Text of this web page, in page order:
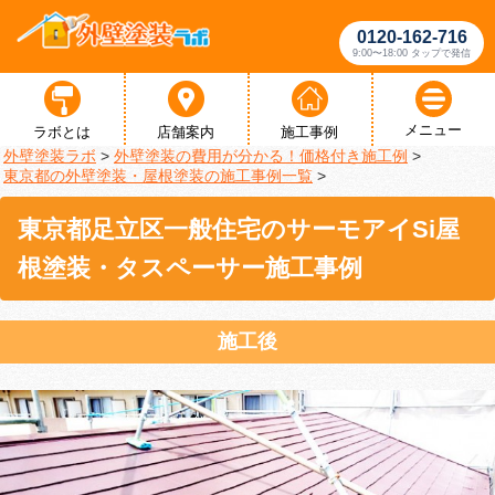
0120-162-716
9:00〜18:00 タップで発信
ラボとは 店舗案内 施工事例 メニュー
外壁塗装ラボ > 外壁塗装の費用が分かる！価格付き施工例 >
東京都の外壁塗装・屋根塗装の施工事例一覧 >
東京都足立区一般住宅のサーモアイSi屋
根塗装・タスペーサー施工事例
施工後